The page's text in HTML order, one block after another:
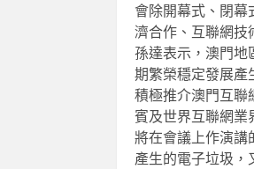
會除開幕式、閉
濟合作、互聯網技
孫達表示，澳門地
期繁榮穩定發展產
積極推介澳門互聯
賓及世界互聯網業
將在會議上作演講
產生的電子垃圾，